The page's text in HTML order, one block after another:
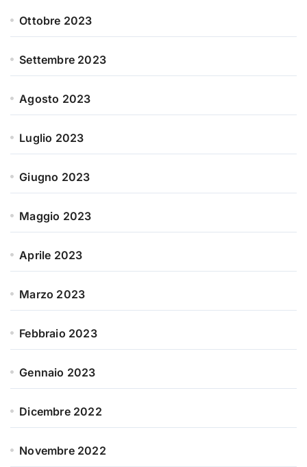
Ottobre 2023
Settembre 2023
Agosto 2023
Luglio 2023
Giugno 2023
Maggio 2023
Aprile 2023
Marzo 2023
Febbraio 2023
Gennaio 2023
Dicembre 2022
Novembre 2022